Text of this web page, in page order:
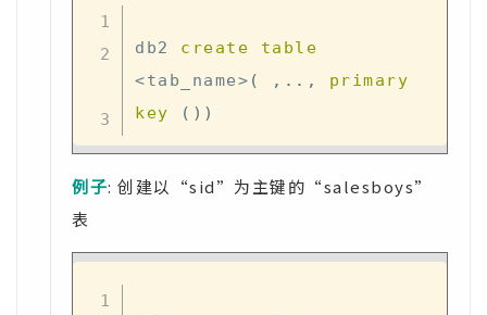
db2 create
table
<tab_name> ( , . . ,
primary
key
( ) )
例子: 创建以“sid”为主键的“salesboys”
表